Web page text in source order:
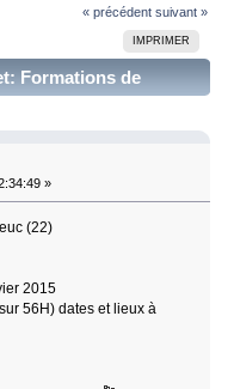
« précédent suivant »
IMPRIMER
Formations de
»
(22)
2015
56H) dates et lieux à